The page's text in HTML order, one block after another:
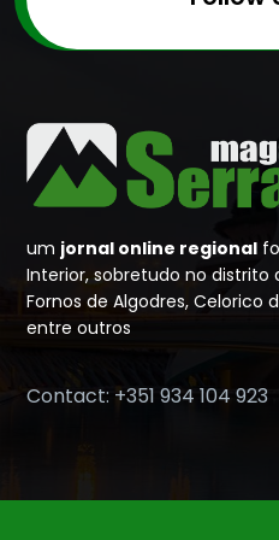
um jornal online regional
Interior, sobretudo no
Fornos de Algodres, Celorico
entre outros
Contact: +351 934 104 923